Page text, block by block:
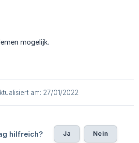
mogelijk.
am: 27/01/2022
hilfreich? Ja Nein